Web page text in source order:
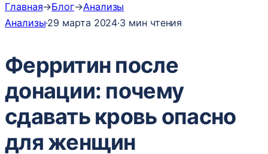
Главная→Блог→Анализы
Анализы·29 марта 2024·3 мин чтения
Ферритин после
донации: почему
сдавать кровь опасно
для женщин